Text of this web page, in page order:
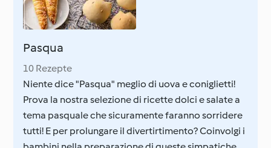
Pasqua
10 Rezepte
Niente dice "Pasqua" meglio di uova e coniglietti!
Prova la nostra selezione di ricette dolci e salate a
tema pasquale che sicuramente faranno sorridere
tutti! E per prolungare il divertirtimento? Coinvolgi i